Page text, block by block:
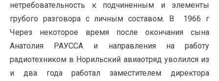
нетребовательность к подчиненным и элементы
грубого разговора с личным составом. В 1966 г
Через некоторое время после окончания сына
Анатолия РАУССА и направления на работу
радиотехником в Норильский авиаотряд уволился из
и два года работал заместителем директора